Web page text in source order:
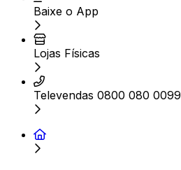
Baixe o App
Lojas Físicas
Televendas 0800 080 0099